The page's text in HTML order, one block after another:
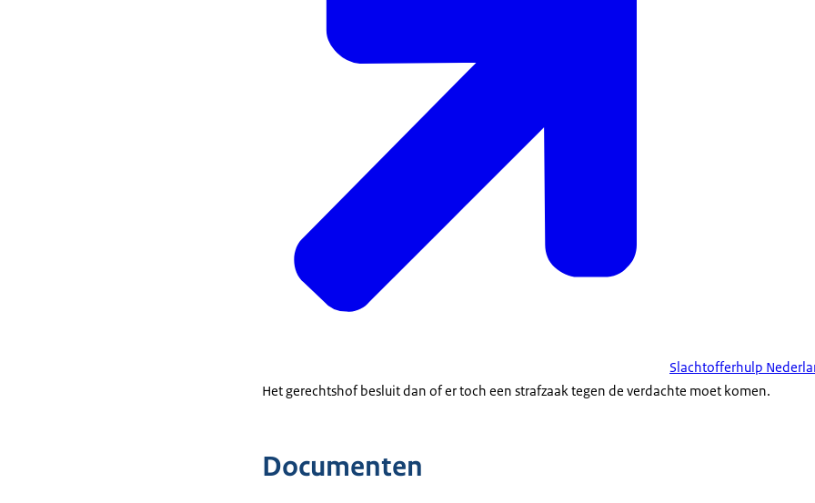
Slachtofferhulp
Het gerechtshof besluit dan of er toch een strafzaak tegen de verdachte moet komen.
Documenten